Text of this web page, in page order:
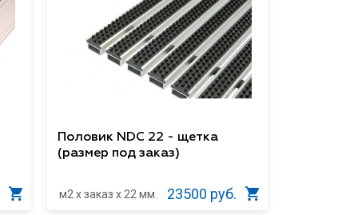
Половик NDC 22 - щетка
(размер под заказ)
м2 x заказ x 22 мм. 23500 руб.